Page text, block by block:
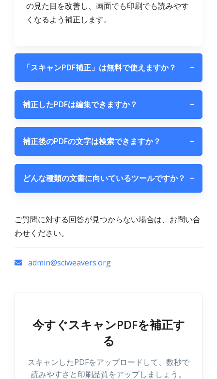
の見た目を改善し、画面でも印刷でも読みやす
くなるよう補正します。
「スキャンPDF補正」は無料で使えますか？ −
補正したPDFは編集できますか？ −
補正後のPDFの文字は検索できますか？ −
どんな種類の文書に向いているツールですか？ −
ご質問に対する回答が見つからない場合は、お問い合
わせください。
admin@sciweavers.org
今すぐスキャンPDFを補正す
る
スキャンしたPDFをアップロードして、数秒で
読みやすさと印刷品質をアップしましょう。